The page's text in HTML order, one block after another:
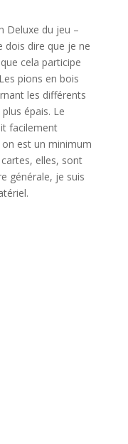
Deluxe du jeu –
dois dire que je ne
cela participe
pions en bois
les différents
épais. Le
facilement
est un minimum
elles, sont
générale, je suis